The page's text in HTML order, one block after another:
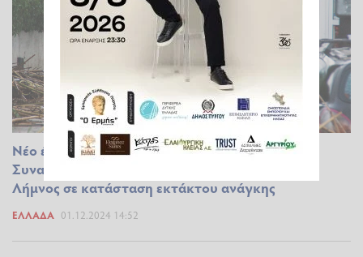
Νέο έκτακτο της ΕΜΥ για την κακοκαιρία Bora:
Συναγερμός στη Ρόδο - Αίτημα να κηρυχθεί η
Λήμνος σε κατάσταση εκτάκτου ανάγκης
ΕΛΛΆΔΑ 01.12.2024 14:52